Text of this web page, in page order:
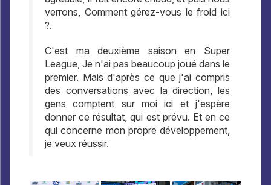
verrons, Comment gérez-vous le froid ici
?.
C'est ma deuxième saison en Super
League, Je n'ai pas beaucoup joué dans le
premier. Mais d'après ce que j'ai compris
des conversations avec la direction, les
gens comptent sur moi ici et j'espère
donner ce résultat, qui est prévu. Et en ce
qui concerne mon propre développement,
je veux réussir.